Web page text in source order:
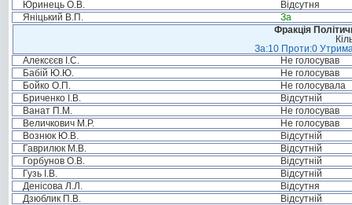
Юринець О.В.
Відсутня
Яніцький В.П.
За
Фракція
За:10 Проти:0
Алексєєв І.С.
Не голосував
Бабій Ю.Ю.
Не голосував
Бойко О.П.
Не голосувала
Бриченко І.В.
Відсутній
Ванат П.М.
Не голосував
Величкович М.Р.
Не голосував
Вознюк Ю.В.
Відсутній
Гаврилюк М.В.
Відсутній
Горбунов О.В.
Відсутній
Гузь І.В.
Відсутній
Денісова Л.Л.
Відсутня
Дзюблик П.В.
Відсутній